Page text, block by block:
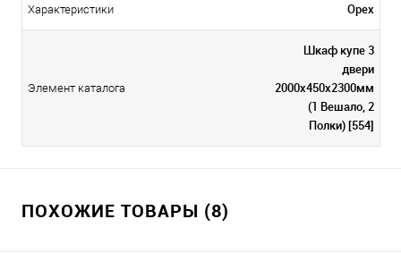
Характеристики Орех
Элемент каталога
Шкаф купе 3
двери
2000х450х2300мм
(1 Вешало, 2
Полки) [554]
ПОХОЖИЕ ТОВАРЫ (8)